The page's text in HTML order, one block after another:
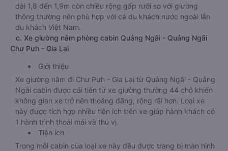
dài 1,8 đến 1,9m còn chiều rộng gấp rưỡi so với giường
thông thường nên phù hợp với cả du khách nước ngoài lẫn
du khách Việt Nam.
c. Xe giường nằm phòng cabin Quảng Ngãi - Quảng Ngãi
Chư Pưh - Gia Lai
Giới thiệu
Xe giường nằm đi Chư Pưh - Gia Lai từ Quảng Ngãi - Quảng
Ngãi cabin được cải tiến từ xe giường thường 44 chỗ khiến
không gian xe trở nên thoáng đãng, rộng rãi hơn. Loại xe
này được tích hợp nhiều tiện ích trên xe giúp hành khách có
1 hành trình thoải mái và thú vị.
Tiện ích
Trong mỗi cabin của loại xe này đều được trang bị màn hình